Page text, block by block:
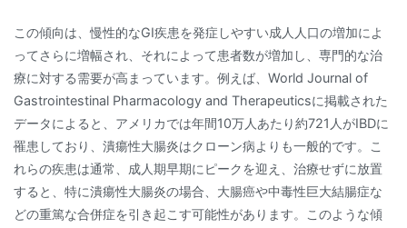
この傾向は、慢性的なGI疾患を発症しやすい成人人口の増加によ
ってさらに増幅され、それによって患者数が増加し、専門的な治
療に対する需要が高まっています。例えば、World Journal of
Gastrointestinal Pharmacology and Therapeuticsに掲載された
データによると、アメリカでは年間10万人あたり約721人がIBDに
罹患しており、潰瘍性大腸炎はクローン病よりも一般的です。こ
れらの疾患は通常、成人期早期にピークを迎え、治療せずに放置
すると、特に潰瘍性大腸炎の場合、大腸癌や中毒性巨大結腸症な
どの重篤な合併症を引き起こす可能性があります。このような傾